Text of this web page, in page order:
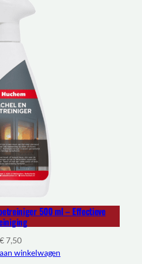
500 ml – Effectieve
€7,50
winkelwagen